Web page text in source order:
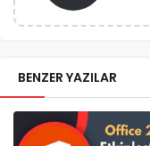
BENZER YAZILAR